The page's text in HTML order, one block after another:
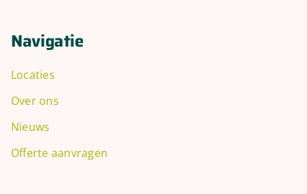
Navigatie
Locaties
Over ons
Nieuws
Offerte aanvragen